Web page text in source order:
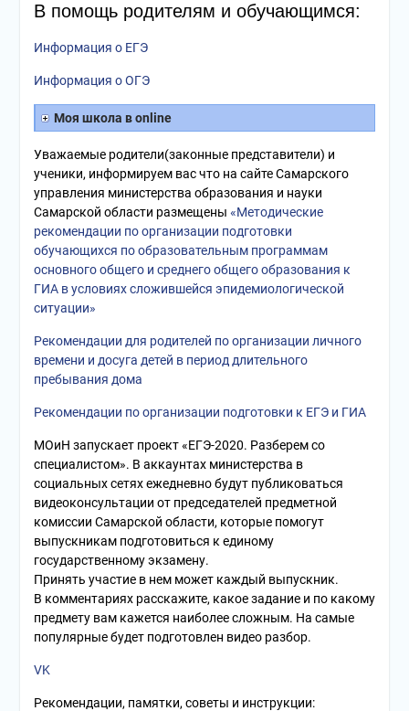
В помощь родителям и обучающимся:
Информация о ЕГЭ
Информация о ОГЭ
Моя школа в online
Уважаемые родители(законные представители) и
ученики, информируем вас что на сайте Самарского
управления министерства образования и науки
Самарской области размещены «Методические
рекомендации по организации подготовки
обучающихся по образовательным программам
основного общего и среднего общего образования к
ГИА в условиях сложившейся эпидемиологической
ситуации»
Рекомендации для родителей по организации личного
времени и досуга детей в период длительного
пребывания дома
Рекомендации по организации подготовки к ЕГЭ и ГИА
МОиН запускает проект «ЕГЭ-2020. Разберем со
специалистом». В аккаунтах министерства в
социальных сетях ежедневно будут публиковаться
видеоконсультации от председателей предметной
комиссии Самарской области, которые помогут
выпускникам подготовиться к единому
государственному экзамену.
Принять участие в нем может каждый выпускник.
В комментариях расскажите, какое задание и по какому
предмету вам кажется наиболее сложным. На самые
популярные будет подготовлен видео разбор.
VK
Рекомендации, памятки, советы и инструкции: